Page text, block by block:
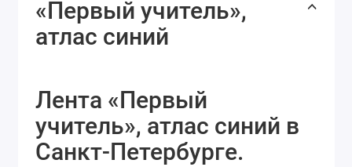
«Первый учитель»,
атлас синий
Лента «Первый
учитель», атлас синий в
Санкт-Петербурге.